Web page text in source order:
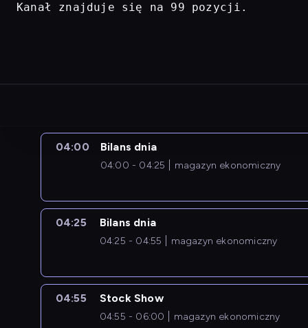
Kanał znajduje się na 99 pozycji.
04:00 Bilans dnia
04:00 - 04:25 magazyn ekonomiczny
04:25 Bilans dnia
04:25 - 04:55 magazyn ekonomiczny
04:55 Stock Show
04:55 - 06:00
magazyn ekonomiczny